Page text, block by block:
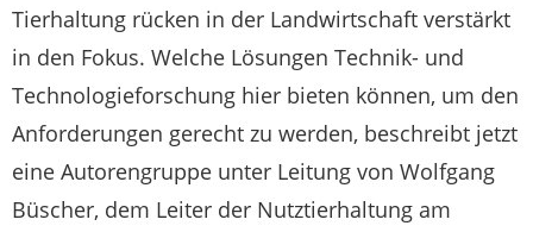
Tierhaltung rücken in der Landwirtschaft verstärkt
in den Fokus. Welche Lösungen Technik- und
Technologieforschung hier bieten können, um den
Anforderungen gerecht zu werden, beschreibt jetzt
eine Autorengruppe unter Leitung von Wolfgang
Büscher, dem Leiter der Nutztierhaltung am